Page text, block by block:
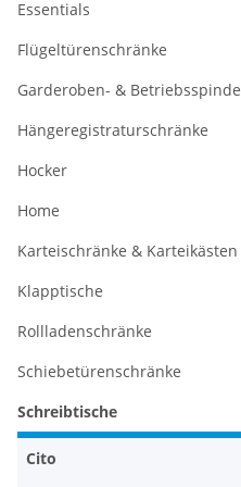
Essentials
Flügeltürenschränke
Garderoben- & Betriebsspinde
Hängeregistraturschränke
Hocker
Home
Karteischränke & Karteikästen
Klapptische
Rollladenschränke
Schiebetürenschränke
Schreibtische
Cito